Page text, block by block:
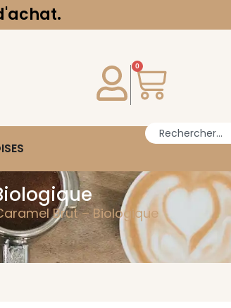
0
Brut – Biologique